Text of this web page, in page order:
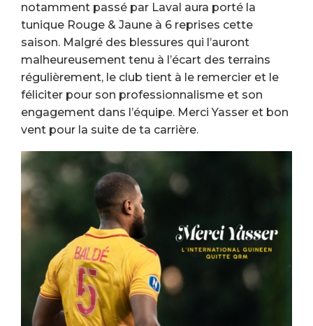
notamment passé par Laval aura porté la
tunique Rouge & Jaune à 6 reprises cette
saison. Malgré des blessures qui l’auront
malheureusement tenu à l’écart des terrains
régulièrement, le club tient à le remercier et le
féliciter pour son professionnalisme et son
engagement dans l’équipe. Merci Yasser et bon
vent pour la suite de ta carrière.